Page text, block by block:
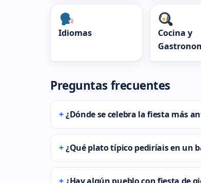
Idiomas
Cocina y
Preguntas frecuentes
¿Dónde se celebra la fiesta más
¿Qué plato típico pediríais en un